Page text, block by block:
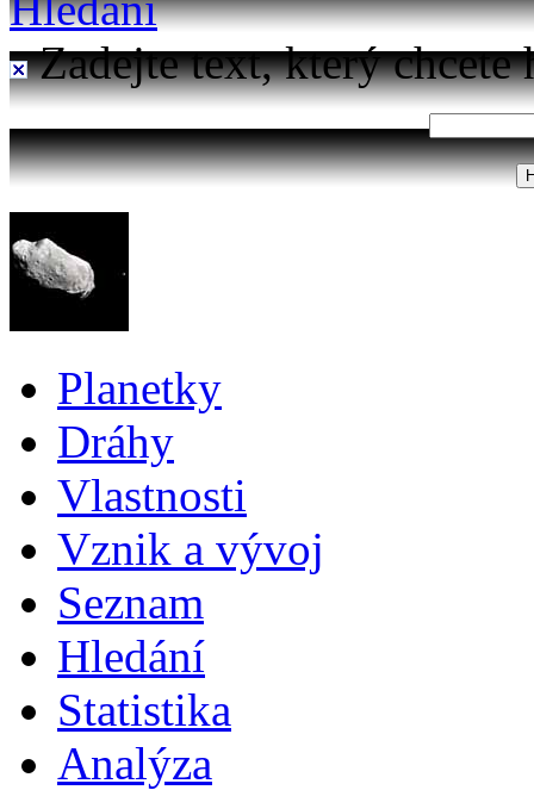
Zadejte text, který chcete
Planetky
Dráhy
Vlastnosti
Vznik a vývoj
Seznam
Hledání
Statistika
Analýza